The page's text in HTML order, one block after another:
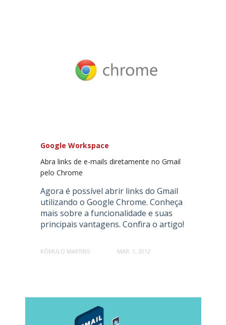
Google Workspace
Abra links de e-mails diretamente no Gmail
pelo Chrome
Agora é possível abrir links do Gmail
utilizando o Google Chrome. Conheça
mais sobre a funcionalidade e suas
principais vantagens. Confira o artigo!
RÔMULO MARTINS MAR. 1, 2012